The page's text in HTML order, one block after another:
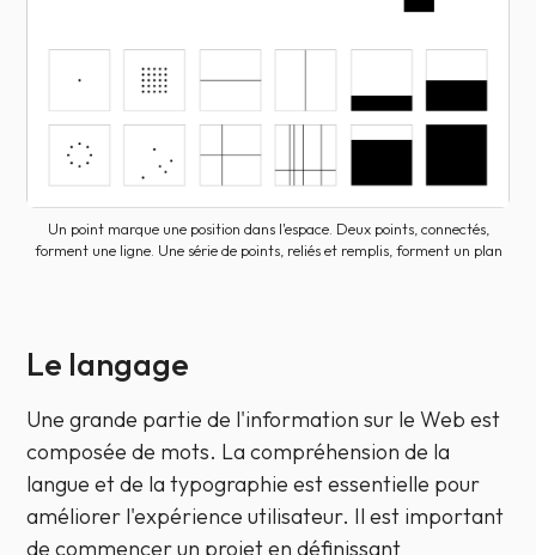
Un point marque une position dans l'espace. Deux points, connectés,
forment une ligne. Une série de points, reliés et remplis, forment un plan
Le langage
Une grande partie de l'information sur le Web est
composée de mots. La compréhension de la
langue et de la typographie est essentielle pour
améliorer l'expérience utilisateur. Il est important
de commencer un projet en définissant